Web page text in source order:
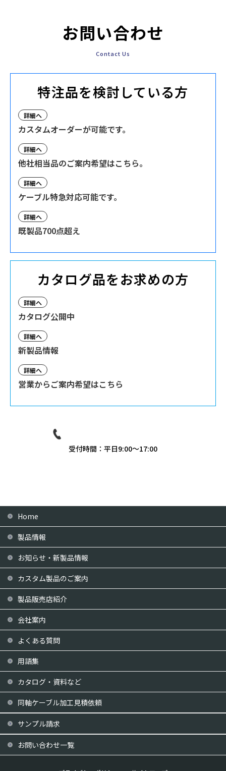
お問い合わせ
Contact Us
特注品を検討している方
詳細へ
カスタムオーダーが可能です。
詳細へ
他社相当品のご案内希望はこちら。
詳細へ
ケーブル特急対応可能です。
詳細へ
既製品700点超え
カタログ品をお求めの方
詳細へ
カタログ公開中
詳細へ
新製品情報
詳細へ
営業からご案内希望はこちら
受付時間：平日9:00〜17:00
Home
製品情報
お知らせ・新製品情報
カスタム製品のご案内
製品販売店紹介
会社案内
よくある質問
用語集
カタログ・資料など
同軸ケーブル加工見積依頼
サンプル請求
お問い合わせ一覧